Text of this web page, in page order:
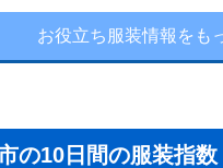
お役立ち服装情報をも
の10日間の服装指数